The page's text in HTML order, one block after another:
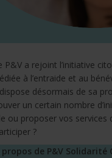
P&V a rejoint l’initiative
à l’entraide et au
désormais de sa
un certain nombre
ou proposer vos
?
propos de P&V Solidarité